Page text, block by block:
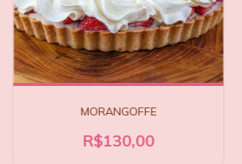
MORANGOFFE
R$130,00